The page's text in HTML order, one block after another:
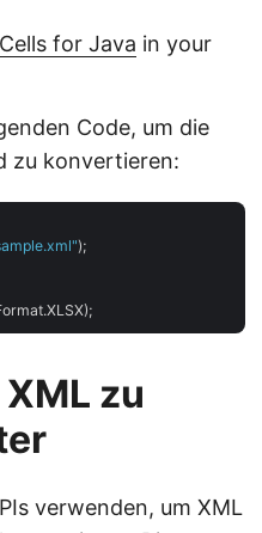
for Java in your
Code, um die
zu konvertieren:
);
zu
verwenden, um XML